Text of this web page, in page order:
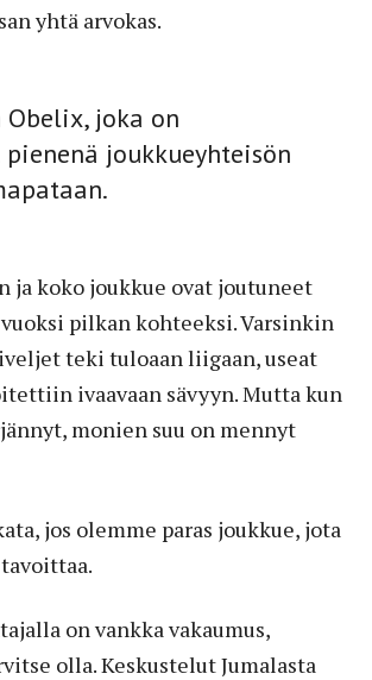
yhtä arvokas.
joka on
joukkue­yhteisön
ja koko joukkue ovat joutuneet
pilkan kohteeksi. Varsinkin
teki tuloaan liigaan, useat
ivaavaan sävyyn. Mutta kun
monien suu on mennyt
jos olemme paras joukkue, jota
on vankka vakaumus,
olla. Keskustelut Jumalasta